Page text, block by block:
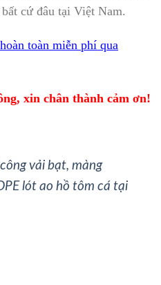
cứ đâu tại Việt Nam.
toàn miễn phí qua
xin chân thành cảm ơn!
vải bạt, màng
lót ao hồ tôm cá tại